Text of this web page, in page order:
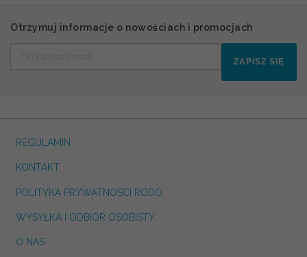
Otrzymuj informacje o nowościach i promocjach
ZAPISZ SIĘ
REGULAMIN
KONTAKT
POLITYKA PRYWATNOSCI RODO
WYSYŁKA I ODBIÓR OSOBISTY
O NAS